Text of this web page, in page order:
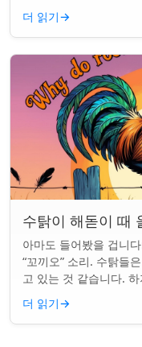
이 아니며 계절과 지구
더 읽기→
수탉이 해돋이 때
아마도 들어봤을 겁니
“꼬끼오” 소리. 수탉들
고 있는 것 같습니다.
니면 더 깊은 무언가일까
더 읽기→